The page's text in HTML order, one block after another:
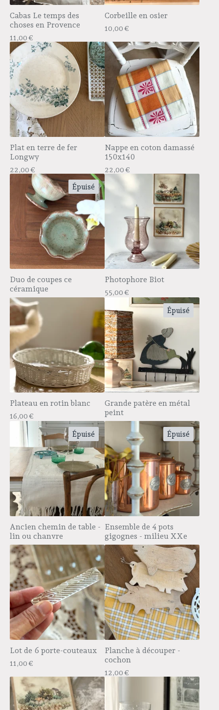
Cabas Le temps des
choses en Provence
11,00€
Corbeille en osier
10,00€
Plat en terre de fer
Longwy
22,00€
Nappe en coton damassé
150x140
22,00€
Épuisé
Duo de coupes ce
céramique
Photophore Biot
55,00€
Plateau en rotin blanc
16,00€
Épuisé
Grande patère en métal
peint
Épuisé
Ancien chemin de table -
lin ou chanvre
Épuisé
Ensemble de 4 pots
gigognes - milieu XXe
Lot de 6 porte-couteaux
11,00€
Planche à découper -
cochon
12,00€